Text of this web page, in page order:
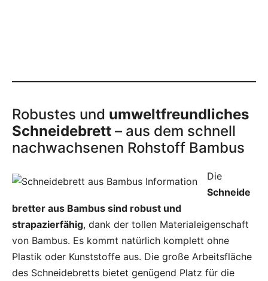
Robustes und umweltfreundliches
Schneidebrett – aus dem schnell
nachwachsenen Rohstoff Bambus
Die
Schneide
bretter aus Bambus sind robust und
strapazierfähig, dank der tollen Materialeigenschaft
von Bambus. Es kommt natürlich komplett ohne
Plastik oder Kunststoffe aus. Die große Arbeitsfläche
des Schneidebretts bietet genügend Platz für die